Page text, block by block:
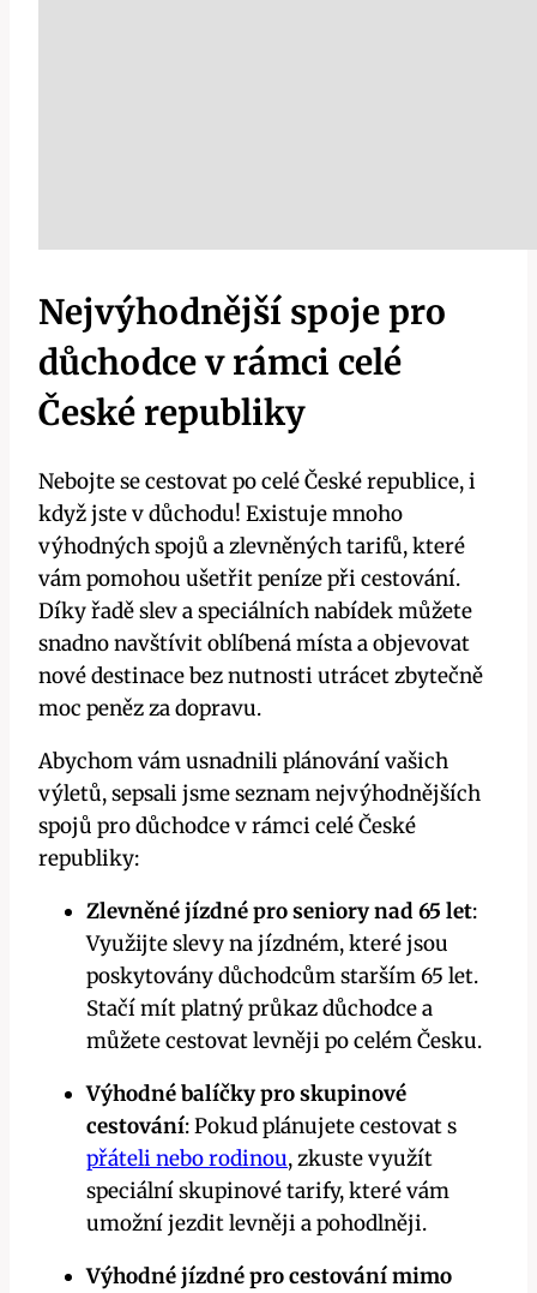
Nejvýhodnější spoje pro
důchodce v rámci celé
České republiky
Nebojte se cestovat po celé České republice, i
když jste v důchodu! Existuje mnoho
výhodných spojů a zlevněných tarifů, které
vám pomohou ušetřit peníze při cestování.
Díky řadě slev a speciálních nabídek můžete
snadno navštívit oblíbená místa a objevovat
nové destinace bez nutnosti utrácet zbytečně
moc peněz za dopravu.
Abychom vám usnadnili plánování vašich
výletů, sepsali jsme seznam nejvýhodnějších
spojů pro důchodce v rámci celé České
republiky:
Zlevněné jízdné pro seniory nad 65 let:
Využijte slevy na jízdném, které jsou
poskytovány důchodcům starším 65 let.
Stačí mít platný průkaz důchodce a
můžete cestovat levněji po celém Česku.
Výhodné balíčky pro skupinové
cestování: Pokud plánujete cestovat s
přáteli nebo rodinou, zkuste využít
speciální skupinové tarify, které vám
umožní jezdit levněji a pohodlněji.
Výhodné jízdné pro cestování mimo